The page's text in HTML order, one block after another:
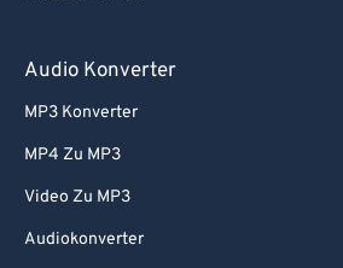
Audio Konverter
MP3 Konverter
MP4 Zu MP3
Video Zu MP3
Audiokonverter